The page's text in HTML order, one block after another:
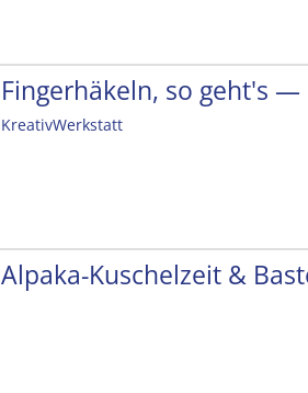
Fingerhäkeln, so geht's
KreativWerkstatt
Alpaka-Kuschelzeit &